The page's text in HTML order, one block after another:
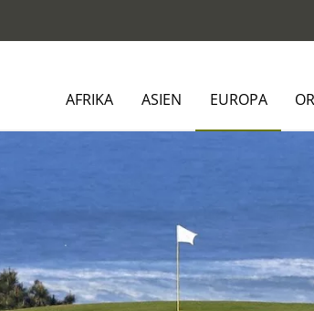
AFRIKA ASIEN EUROPA